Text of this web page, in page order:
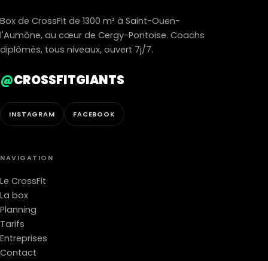
Box de CrossFit de 1300 m² à Saint-Ouen-
l'Aumône, au cœur de Cergy-Pontoise. Coachs
diplômés, tous niveaux, ouvert 7j/7.
@CROSSFITGIANTS
INSTAGRAM FACEBOOK
NAVIGATION
Le CrossFit
La box
Planning
Tarifs
Entreprises
Contact